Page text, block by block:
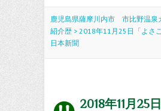
鹿児島県薩摩川内市 市比野温泉
紹介歴 > 2018年11月25日「よさ
日本新聞
2018年11月25